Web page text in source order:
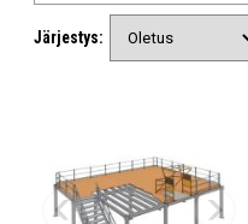
Järjestys: